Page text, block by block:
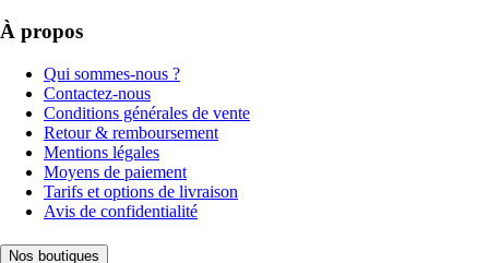
À propos
Qui sommes-nous ?
Contactez-nous
Conditions générales de vente
Retour & remboursement
Mentions légales
Moyens de paiement
Tarifs et options de livraison
Avis de confidentialité
Nos boutiques